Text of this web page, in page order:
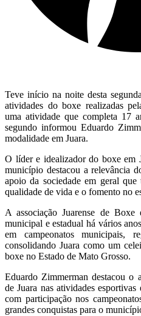
Teve início na noite desta
atividades do boxe realizadas
uma atividade que completa 17
segundo informou Eduardo
modalidade em Juara.
O líder e idealizador do boxe em
município destacou a relevância
apoio da sociedade em geral
qualidade de vida e o fomento no
A associação Juarense de
municipal e estadual há vários
em campeonatos municipais,
consolidando Juara como um
boxe no Estado de Mato Grosso.
Eduardo Zimmerman destacou o
de Juara nas atividades
com participação nos
grandes conquistas para o